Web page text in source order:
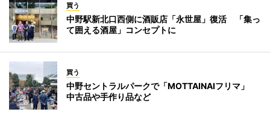
買う
中野駅新北口西側に酒販店「永世屋」復活 「集っ
て囲える酒屋」コンセプトに
買う
中野セントラルパークで「MOTTAINAIフリマ」
中古品や手作り品など